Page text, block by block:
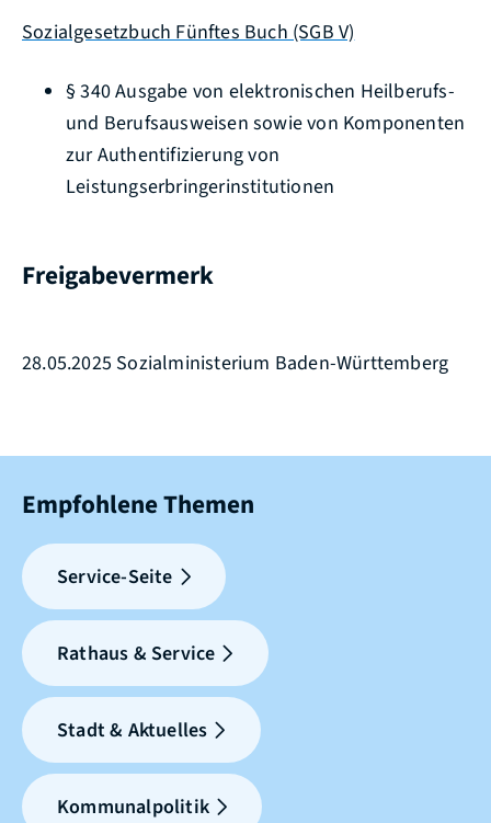
Sozialgesetzbuch Fünftes Buch (SGB V)
§ 340 Ausgabe von elektronischen Heilberufs-
und Berufsausweisen sowie von Komponenten
zur Authentifizierung von
Leistungserbringerinstitutionen
Freigabevermerk
28.05.2025 Sozialministerium Baden-Württemberg
Empfohlene Themen
Service-Seite
Rathaus & Service
Stadt & Aktuelles
Kommunalpolitik